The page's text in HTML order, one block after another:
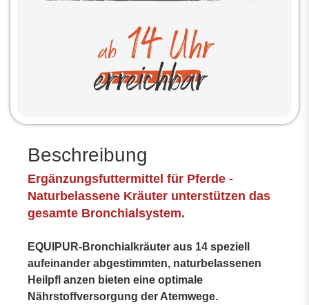
Beschreibung
Ergänzungsfuttermittel für Pferde -
Naturbelassene Kräuter unterstützen das
gesamte Bronchialsystem.
EQUIPUR-Bronchialkräuter aus 14 speziell
aufeinander abgestimmten, naturbelassenen
Heilpfl anzen bieten eine optimale
Nährstoffversorgung der Atemwege.